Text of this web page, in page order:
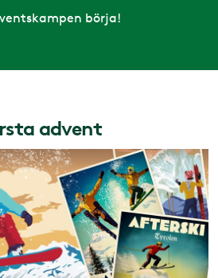
börja!
advent